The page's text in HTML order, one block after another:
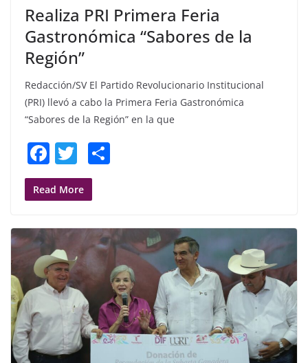
Realiza PRI Primera Feria
Gastronómica “Sabores de la
Región”
Redacción/SV El Partido Revolucionario Institucional
(PRI) llevó a cabo la Primera Feria Gastronómica
“Sabores de la Región” en la que
F
a
c
b
o
o
k
T
w
itt
Read More